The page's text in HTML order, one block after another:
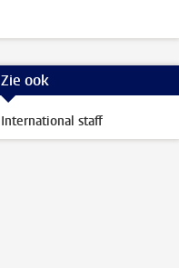
Zie ook
International staff